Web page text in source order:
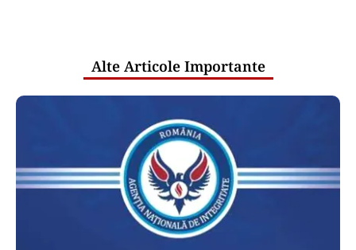
Nazare: Guvernul menține estimarea
de creștere economică de 0,1% în 2026
Oficiuldestiri.ro
Atacurile cibernetice expun
vulnerabilitățile statului român: ANP
repetă scenariul e‑Terra. Ce ascund
comunicările oficiale și cine răspunde